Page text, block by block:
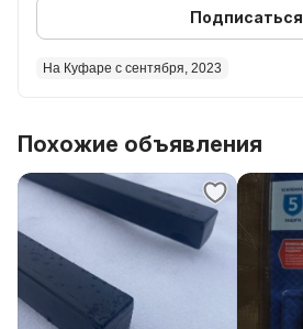
Подписаться
На Куфаре с сентября, 2023
Похожие объявления